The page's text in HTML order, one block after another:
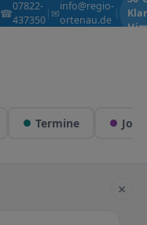
☎07822-
437350
| ✉info@regio-
ortenau.de
|
Termine Jobs
×